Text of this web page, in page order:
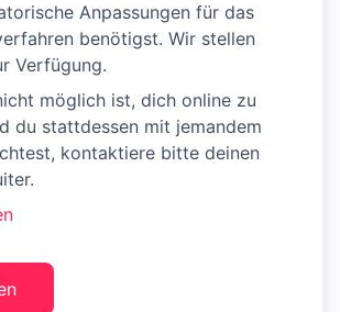
Anpassungen für das
benötigst. Wir stellen
Verfügung.
möglich ist, dich online zu
du stattdessen mit jemandem
kontaktiere bitte deinen